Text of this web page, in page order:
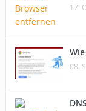
17.
08.